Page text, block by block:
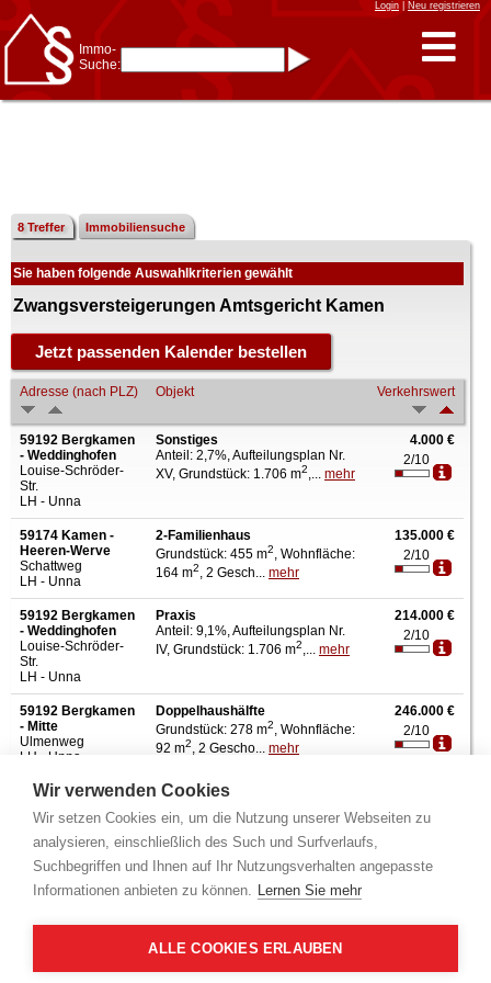
Wir verwenden Cookies
Wir setzen Cookies ein, um die Nutzung unserer Webseiten zu
analysieren, einschließlich des Such und Surfverlaufs,
Suchbegriffen und Ihnen auf Ihr Nutzungsverhalten angepasste
Informationen anbieten zu können. Lernen Sie mehr
ALLE COOKIES ERLAUBEN
Login| Neu registrieren
Immo-
Suche:
z.B.:15 Frankfurtfür
Frankfurt/Oder
und6 Frankfurtfür Frankfurt
Immobiliensuche
nach Kreis
nach Amtsgericht
8 Treffer Immobiliensuche
Sie haben folgende Auswahlkriterien gewählt
Zwangsversteigerungen Amtsgericht Kamen
Adresse (nach PLZ) Objekt Verkehrswert
59192 Bergkamen
- Weddinghofen
Louise-Schröder-
Str.
LH - Unna
Sonstiges
Anteil: 2,7%, Aufteilungsplan Nr.
XV, Grundstück: 1.706 m2,... mehr
4.000 €
2/10
59174 Kamen -
Heeren-Werve
Schattweg
LH - Unna
2-Familienhaus
Grundstück: 455 m2, Wohnfläche:
164 m2, 2 Gesch... mehr
135.000 €
2/10
59192 Bergkamen
- Weddinghofen
Louise-Schröder-
Str.
LH - Unna
Praxis
Anteil: 9,1%, Aufteilungsplan Nr.
IV, Grundstück: 1.706 m2,... mehr
214.000 €
2/10
59192 Bergkamen
- Mitte
Ulmenweg
LH - Unna
Doppelhaushälfte
Grundstück: 278 m2, Wohnfläche:
92 m2, 2 Gescho... mehr
246.000 €
2/10
59174 Kamen -
Auf dem Berge
LH - Unna
Doppelhaushälfte
Grundstück: 348 m
, Wohnfläche:
104 m
2 mehr
59174 Kamen -
Methler
Doppelhaushälfte
Grundstück: 662 m2, Wohnfläche:
295.000 €
Doppelhaushälfte
Grundstück: 250 m , Wohnfläche:
2/10